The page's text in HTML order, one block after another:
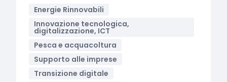
Energie Rinnovabili
Innovazione tecnologica,
digitalizzazione, ICT
Pesca e acquacoltura
Supporto alle imprese
Transizione digitale